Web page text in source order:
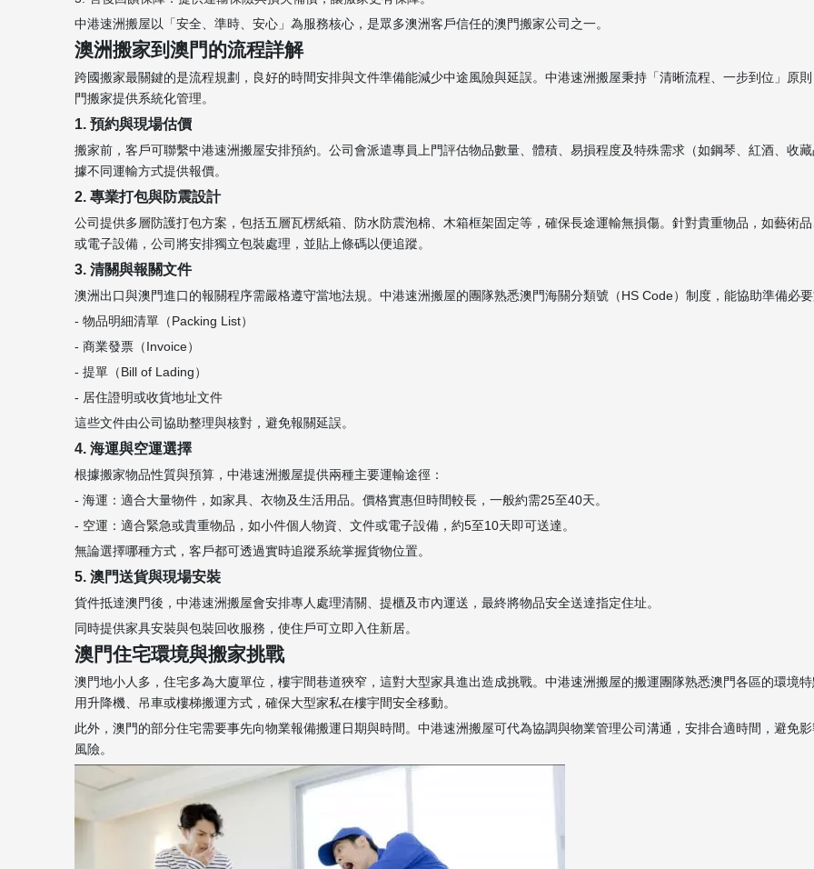
中港速洲搬屋以「安全、準時、安心」為服務核心，是眾多澳洲客戶信任的澳門搬家公司之一。
澳洲搬家到澳門的流程詳解
跨國搬家最關鍵的是流程規劃，良好的時間安排與文件準備能減少中途風險與延誤。中港速洲搬屋秉持「清晰流程、一步到位」原
門搬家提供系統化管理。
1. 預約與現場估價
搬家前，客戶可聯繫中港速洲搬屋安排預約。公司會派遣專員上門評估物品數量、體積、易損程度及特殊需求（如鋼琴、紅酒、收
據不同運輸方式提供報價。
2. 專業打包與防震設計
公司提供多層防護打包方案，包括五層瓦楞紙箱、防水防震泡棉、木箱框架固定等，確保長途運輸無損傷。針對貴重物品，如藝術
或電子設備，公司將安排獨立包裝處理，並貼上條碼以便追蹤。
3. 清關與報關文件
澳洲出口與澳門進口的報關程序需嚴格遵守當地法規。中港速洲搬屋的團隊熟悉澳門海關分類號（HS Code）制度，能協助準備必要
- 物品明細清單（Packing List）
- 商業發票（Invoice）
- 提單（Bill of Lading）
- 居住證明或收貨地址文件
這些文件由公司協助整理與核對，避免報關延誤。
4. 海運與空運選擇
根據搬家物品性質與預算，中港速洲搬屋提供兩種主要運輸途徑：
- 海運：適合大量物件，如家具、衣物及生活用品。價格實惠但時間較長，一般約需25至40天。
- 空運：適合緊急或貴重物品，如小件個人物資、文件或電子設備，約5至10天即可送達。
無論選擇哪種方式，客戶都可透過實時追蹤系統掌握貨物位置。
5. 澳門送貨與現場安裝
貨件抵達澳門後，中港速洲搬屋會安排專人處理清關、提櫃及市內運送，最終將物品安全送達指定住址。
同時提供家具安裝與包裝回收服務，使住戶可立即入住新居。
澳門住宅環境與搬家挑戰
澳門地小人多，住宅多為大廈單位，樓宇間巷道狹窄，這對大型家具進出造成挑戰。中港速洲搬屋的搬運團隊熟悉澳門各區的環境
用升降機、吊車或樓梯搬運方式，確保大型家私在樓宇間安全移動。
此外，澳門的部分住宅需要事先向物業報備搬運日期與時間。中港速洲搬屋可代為協調與物業管理公司溝通，安排合適時間，避免
風險。